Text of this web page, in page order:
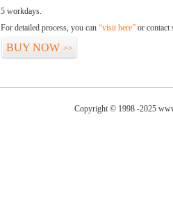
5 workdays.
For detailed process, you can “visit here” or contact
BUY NOW >>
Copyright © 1998 -2025